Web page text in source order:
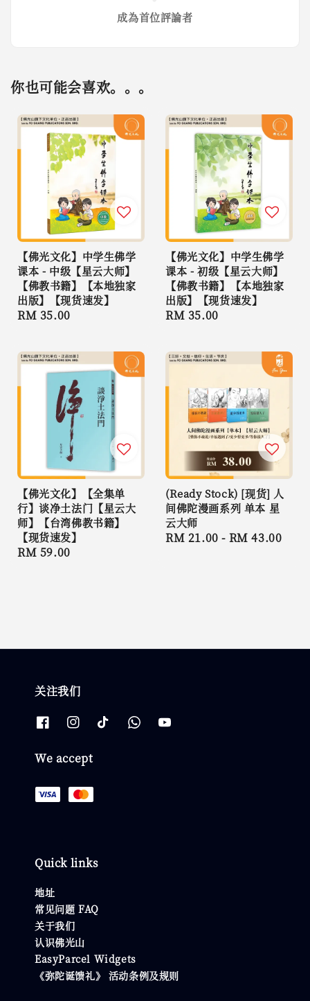
成為首位評論者
你也可能会喜欢。。。
【佛光文化】中学生佛学
课本 - 中级【星云大师】
【佛教书籍】【本地独家
出版】【现货速发】
Regular
RM 35.00
【佛光文化】中学生佛学
课本 - 初级【星云大师】
【佛教书籍】【本地独家
出版】【现货速发】
Regular
RM 35.00
【佛光文化】【全集单
行】谈净土法门【星云大
师】【台湾佛教书籍】
【现货速发】
Regular
RM 59.00
(Ready Stock) [现货] 人
间佛陀漫画系列 单本 星
云大师
Regular
RM 21.00 - RM 43.00
关注我们
We accept
Quick links
地址
常见问题 FAQ
关于我们
认识佛光山
EasyParcel Widgets
《弥陀诞馈礼》 活动条例及规则